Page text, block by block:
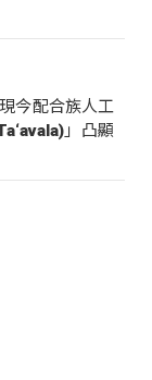
今配合族人工
」凸顯